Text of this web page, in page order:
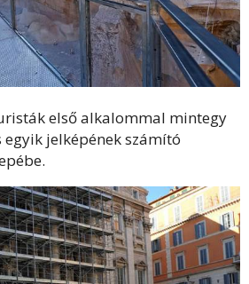
első alkalommal mintegy
jelképének számító